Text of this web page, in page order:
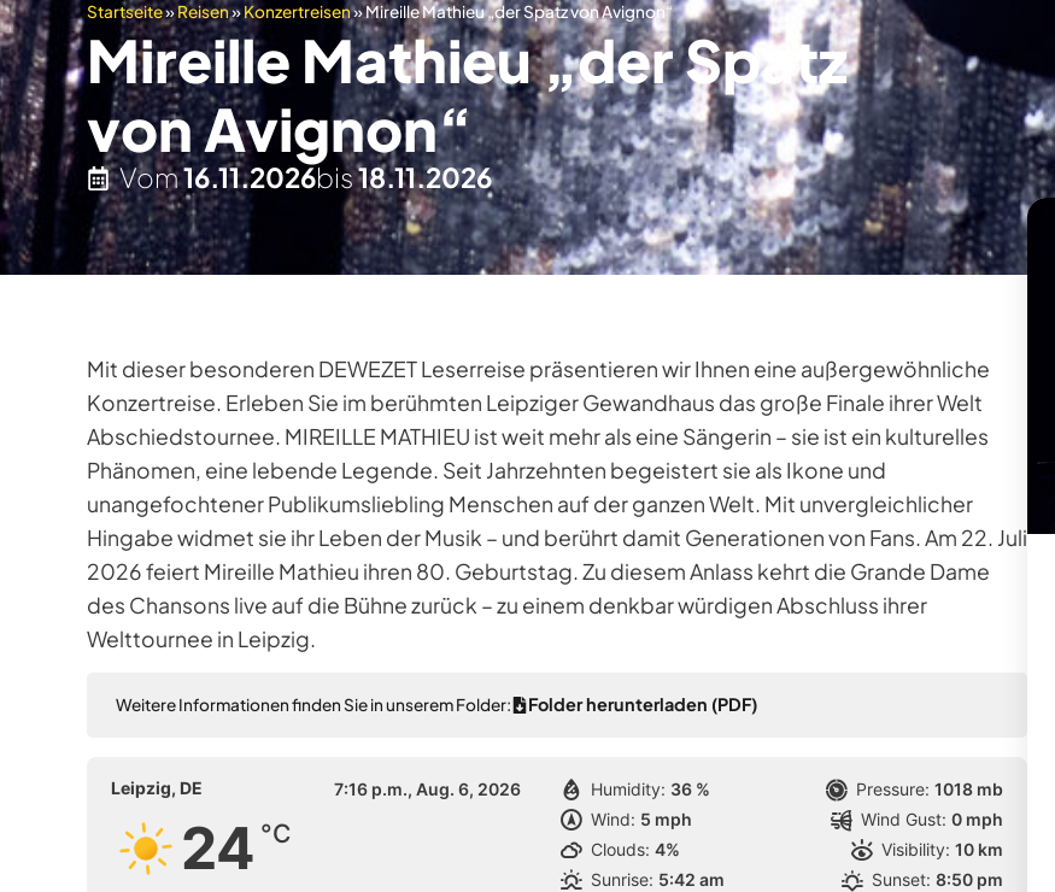
Startseite»Reisen»Konzertreisen»Mireille Mathieu „der Spatz von Avignon“
Mireille Mathieu „der Spatz
von Avignon“
Vom16.11.2026bis18.11.2026
Mit dieser besonderen DEWEZET Leserreise präsentieren wir Ihnen eine außergewöhnliche
Konzertreise. Erleben Sie im berühmten Leipziger Gewandhaus das große Finale ihrer Welt
Abschiedstournee. MIREILLE MATHIEU ist weit mehr als eine Sängerin – sie ist ein kulturelles
Phänomen, eine lebende Legende. Seit Jahrzehnten begeistert sie als Ikone und
unangefochtener Publikumsliebling Menschen auf der ganzen Welt. Mit unvergleichlicher
Hingabe widmet sie ihr Leben der Musik – und berührt damit Generationen von Fans. Am 22. Juli
2026 feiert Mireille Mathieu ihren 80. Geburtstag. Zu diesem Anlass kehrt die Grande Dame
des Chansons live auf die Bühne zurück – zu einem denkbar würdigen Abschluss ihrer
Welttournee in Leipzig.
Weitere Informationen finden Sie in unserem Folder: Folder herunterladen (PDF)
Leipzig, DE 7:16 p.m., Aug. 6, 2026
24 °C
Humidity: 36 % Pressure: 1018 mb
Wind: 5 mph Wind Gust: 0 mph
Clouds: 4% Visibility: 10 km
Sunrise: 5:42 am Sunset: 8:50 pm